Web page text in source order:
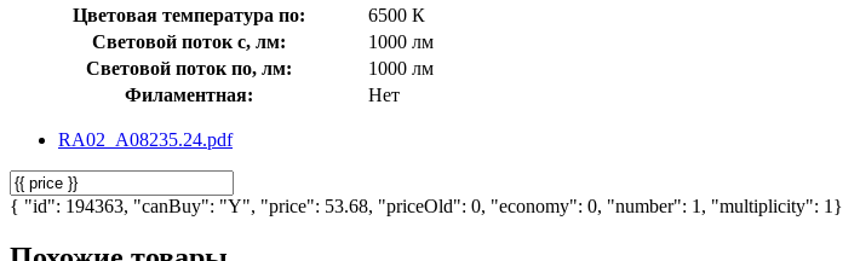
Цветовая температура по:
6500 К
Световой поток с, лм:
1000 лм
Световой поток по, лм:
1000 лм
Филаментная:
Нет
RA02_A08235.24.pdf
{ "id": 194363, "canBuy": "Y", "price": 53.68, "priceOld": 0, "economy": 0, "number": 1, "multiplicity": 1}